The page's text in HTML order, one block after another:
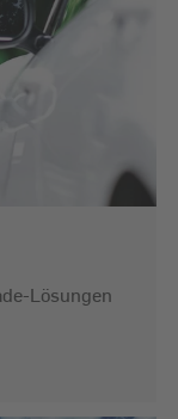
Lösungen